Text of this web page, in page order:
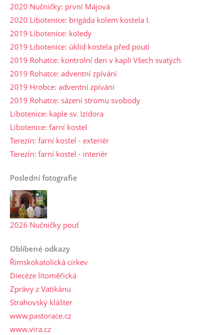
2020 Nučničky: první Májová
2020 Libotenice: brigáda kolem kostela I.
2019 Libotenice: koledy
2019 Libotenice: úklid kostela před poutí
2019 Rohatce: kontrolní den v kapli Všech svatých
2019 Rohatce: adventní zpívání
2019 Hrobce: adventní zpívání
2019 Rohatce: sázení stromu svobody
Libotenice: kaple sv. Izidora
Libotenice: farní kostel
Terezín: farní kostel - exteriér
Terezín: farní kostel - interiér
Poslední fotografie
2026 Nučničky pouť
Oblíbené odkazy
Římskokatolická církev
Diecéze litoměřická
Zprávy z Vatikánu
Strahovský klášter
www.pastorace.cz
www.vira.cz